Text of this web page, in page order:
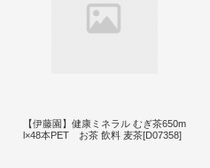
【伊藤園】健康ミネラル むぎ茶650m
l×48本PET お茶 飲料 麦茶[D07358]